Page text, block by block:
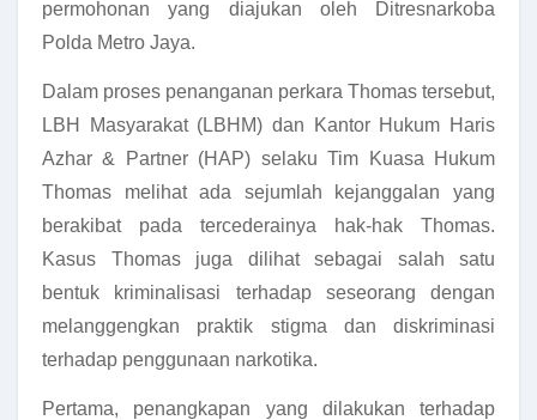
permohonan yang diajukan oleh Ditresnarkoba
Polda Metro Jaya.
Dalam proses penanganan perkara Thomas tersebut,
LBH Masyarakat (LBHM) dan Kantor Hukum Haris
Azhar & Partner (HAP) selaku Tim Kuasa Hukum
Thomas melihat ada sejumlah kejanggalan yang
berakibat pada tercederainya hak-hak Thomas.
Kasus Thomas juga dilihat sebagai salah satu
bentuk kriminalisasi terhadap seseorang dengan
melanggengkan praktik stigma dan diskriminasi
terhadap penggunaan narkotika.
Pertama, penangkapan yang dilakukan terhadap